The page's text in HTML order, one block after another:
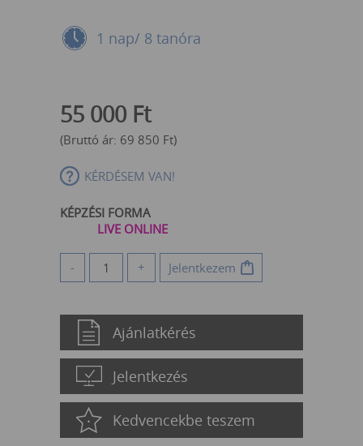
1 nap/ 8 tanóra
55 000 Ft
(Bruttó ár: 69 850 Ft)
KÉRDÉSEM VAN!
KÉPZÉSI FORMA
LIVE ONLINE
- + Jelentkezem
Ajánlatkérés
Jelentkezés
Kedvencekbe teszem